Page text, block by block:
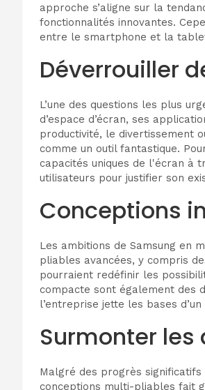
approche s’aligne sur la
fonctionnalités innovantes.
entre le smartphone et la
Déverrouiller
L’une des questions les plus
d’espace d’écran, ses
productivité, le divertissement
comme un outil fantastique.
capacités uniques de l'écran à
utilisateurs pour justifier son
Conceptions
Les ambitions de Samsung en
pliables avancées, y compris
pourraient redéfinir les
compacte sont également des
l’entreprise jette les bases
Surmonter
Malgré des progrès
conceptions multi-pliables fait